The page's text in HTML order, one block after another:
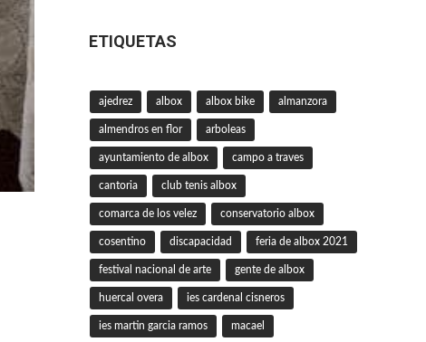
ETIQUETAS
ajedrez albox albox bike almanzora
almendros en flor arboleas
ayuntamiento de albox campo a traves
cantoria club tenis albox
comarca de los velez conservatorio albox
cosentino discapacidad feria de albox 2021
festival nacional de arte gente de albox
huercal overa ies cardenal cisneros
ies martin garcia ramos macael